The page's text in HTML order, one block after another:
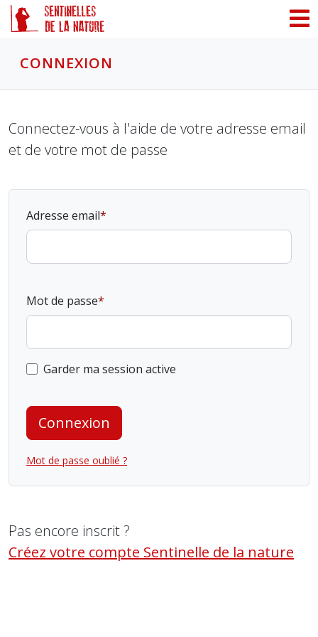
CONNEXION
Connectez-vous à l'aide de votre adresse email
et de votre mot de passe
Adresse email
Mot de passe
Garder ma session active
Connexion
Mot de passe oublié ?
Pas encore inscrit ?
Créez votre compte Sentinelle de la nature
Panneau de gestion des cookies